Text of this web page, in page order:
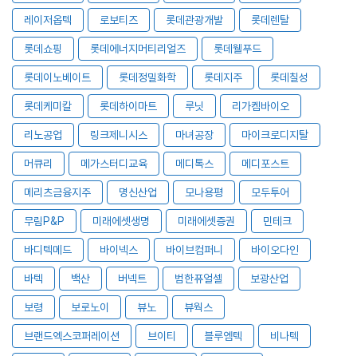
레이저옵텍 로보티즈 롯데관광개발 롯데렌탈
롯데쇼핑 롯데에너지머티리얼즈 롯데웰푸드
롯데이노베이트 롯데정밀화학 롯데지주 롯데칠성
롯데케미칼 롯데하이마트 루닛 리가켐바이오
리노공업 링크제니시스 마녀공장 마이크로디지탈
머큐리 메가스터디교육 메디톡스 메디포스트
메리츠금융지주 명신산업 모나용평 모두투어
무림P&P 미래에셋생명 미래에셋증권 민테크
바디텍메드 바이넥스 바이브컴퍼니 바이오다인
바텍 백산 버넥트 범한퓨얼셀 보광산업
보령 보로노이 뷰노 뷰웍스
브랜드엑스코퍼레이션 브이티 블루엠텍 비나텍